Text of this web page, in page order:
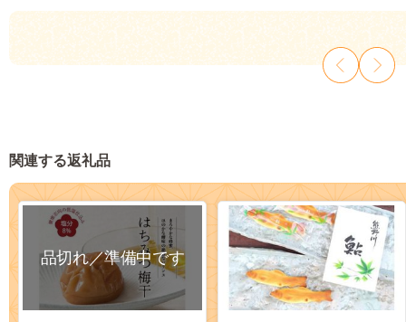
関連する返礼品
品切れ／準備中です